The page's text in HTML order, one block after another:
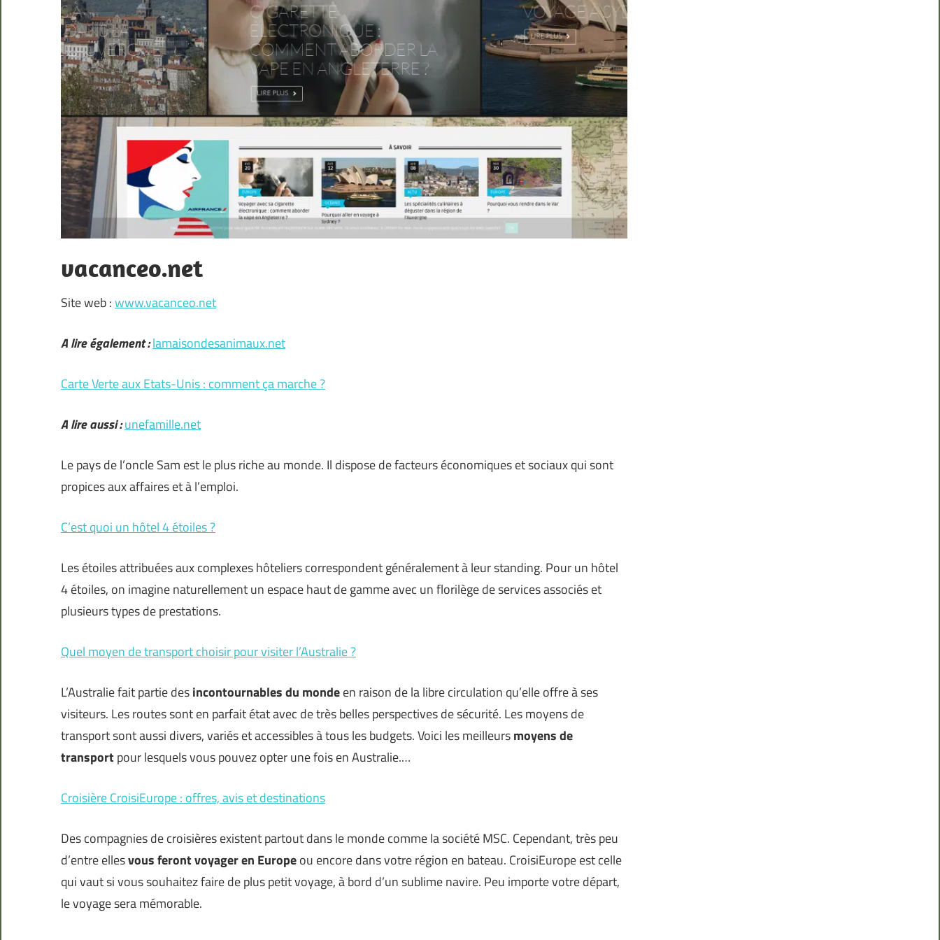
vacanceo.net
Site web :www.vacanceo.net
A lire également :lamaisondesanimaux.net
Carte Verte aux Etats-Unis : comment ça marche ?
A lire aussi :unefamille.net
Le pays de l’oncle Sam est le plus riche au monde. Il dispose de facteurs économiques et sociaux qui sont
propices aux affaires et à l’emploi.
C’est quoi un hôtel 4 étoiles ?
Les étoiles attribuées aux complexes hôteliers correspondent généralement à leur standing. Pour un hôtel
4 étoiles, on imagine naturellement un espace haut de gamme avec un florilège de services associés et
plusieurs types de prestations.
Quel moyen de transport choisir pour visiter l’Australie ?
L’Australie fait partie desincontournables du mondeen raison de la libre circulation qu’elle offre à ses
visiteurs. Les routes sont en parfait état avec de très belles perspectives de sécurité. Les moyens de
transport sont aussi divers, variés et accessibles à tous les budgets. Voici les meilleursmoyens de
transport pour lesquels vous pouvez opter une fois en Australie.…
Croisière CroisiEurope : offres, avis et destinations
Des compagnies de croisières existent partout dans le monde comme la société MSC. Cependant, très peu
d’entre ellesvous feront voyager en Europeou encore dans votre région en bateau. CroisiEurope est celle
qui vaut si vous souhaitez faire de plus petit voyage, à bord d’un sublime navire. Peu importe votre départ,
le voyage sera mémorable.